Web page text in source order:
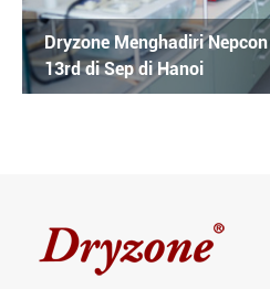
Dryzone Menghadiri
13rd di Sep di Hanoi